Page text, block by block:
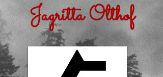
Jagritta Olthof